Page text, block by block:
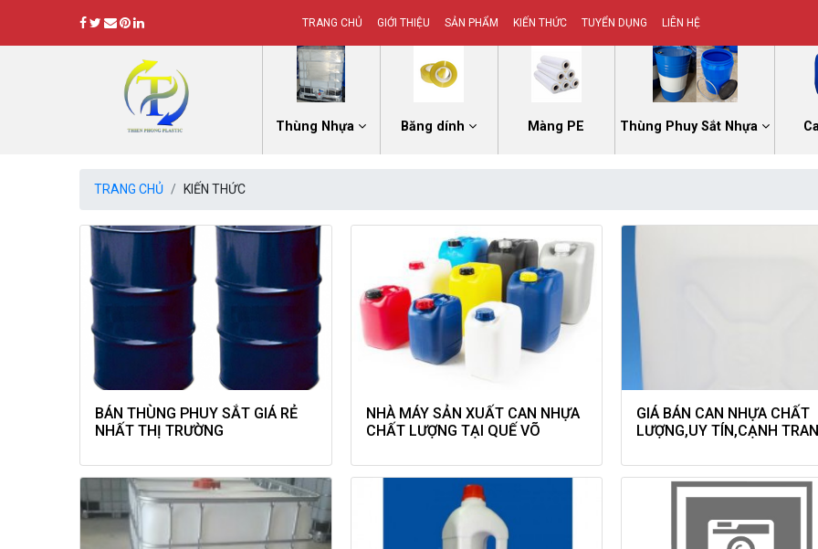
TRANG CHỦ GIỚI THIỆU SẢN PHẨM KIẾN THỨC TUYỂN DỤNG LIÊN HỆ
Thùng Nhựa Băng dính Màng PE Thùng Phuy Sắt Nhựa
TRANG CHỦ KIẾN THỨC
BÁN THÙNG PHUY SẮT GIÁ RẺ
NHẤT THỊ TRƯỜNG
NHÀ MÁY SẢN XUẤT CAN NHỰA
CHẤT LƯỢNG TẠI QUẾ VÕ
GIÁ BÁN CAN NHỰA CHẤT
LƯỢNG,UY TÍN,CẠNH